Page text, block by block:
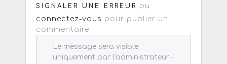
SIGNALER UNE ERREUR
ou
connectez-vous pour publier un
commentaire